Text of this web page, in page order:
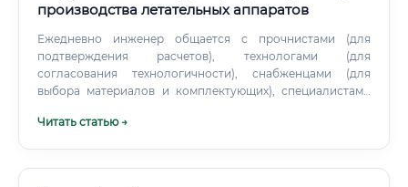
производства летательных аппаратов
Ежедневно инженер общается с прочнистами (для
подтверждения расчетов), технологами (для
согласования технологичности), снабженцами (для
выбора материалов и комплектующих), специалистами
Инженер по КПП вносит изменения в существующую
Читать статью →